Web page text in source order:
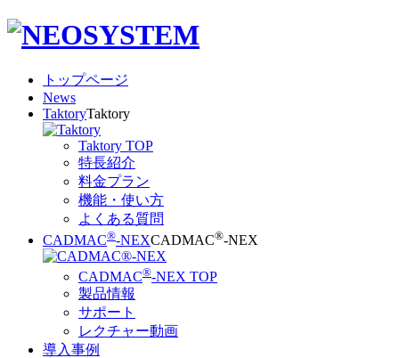
トップページ
News
TaktoryTaktory
Taktory TOP
特長紹介
料金プラン
機能・使い方
よくある質問
CADMAC®-NEXCADMAC®-NEX
CADMAC®-NEX TOP
製品情報
サポート
レクチャー動画
導入事例